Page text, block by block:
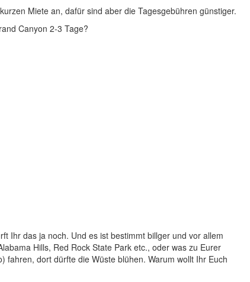
Miete an, dafür sind aber die Tagesgebühren günstiger.
Canyon 2-3 Tage?
Ihr das ja noch. Und es ist bestimmt billger und vor allem
Hills, Red Rock State Park etc., oder was zu Eurer
fahren, dort dürfte die Wüste blühen. Warum wollt Ihr Euch